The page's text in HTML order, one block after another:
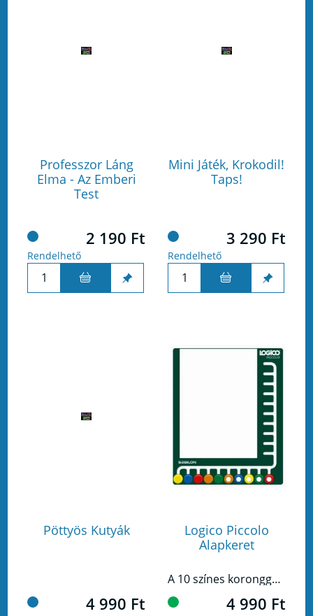
Professzor Láng
Elma - Az Emberi
Test
2 190 Ft
Rendelhető
Mini Játék, Krokodil!
Taps!
3 290 Ft
Rendelhető
Pöttyös Kutyák
4 990 Ft
Logico Piccolo
Alapkeret
A 10 színes koronggal ellátott LOGICO PICCOLO keret a feladatkártyákkal együtt használható. A keret könnyen kezelhető, fejleszti a vizuális észlelést, a szem- és kézkoordinációt. A kerethez rögzített korongok tologatásával bejelölhető a helyes megoldás. A kartonlapokra így nem kell írni, újra és újra felhasználhatóak. A korong tologatása a kötött pályán szórakoztatja a gyerekeket, ami külön motivációt jelent a feladatok megoldására.
4 990 Ft